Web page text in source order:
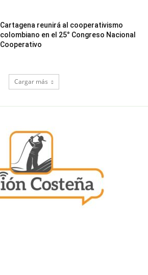
Cartagena reunirá al cooperativismo
colombiano en el 25° Congreso Nacional
Cooperativo
Cargar más